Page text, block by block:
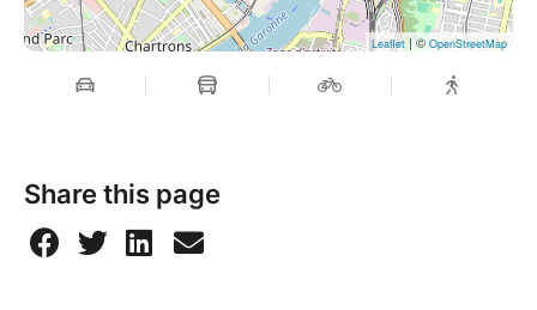
Leaflet | © OpenStreetMap
Share this page